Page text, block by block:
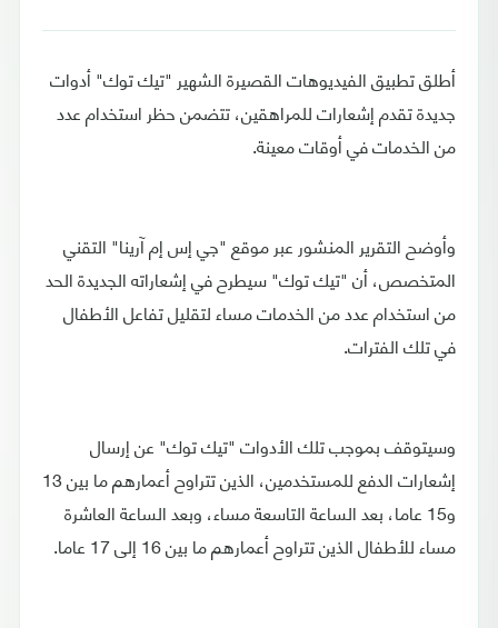
أطلق تطبيق الفيديوهات القصيرة الشهير "تيك توك" أدوات
جديدة تقدم إشعارات للمراهقين، تتضمن حظر استخدام عدد
من الخدمات في أوقات معينة.
وأوضح التقرير المنشور عبر موقع "جي إس إم آرينا" التقني
المتخصص، أن "تيك توك" سيطرح في إشعاراته الجديدة الحد
من استخدام عدد من الخدمات مساء لتقليل تفاعل الأطفال
في تلك الفترات.
وسيتوقف بموجب تلك الأدوات "تيك توك" عن إرسال
إشعارات الدفع للمستخدمين، الذين تتراوح أعمارهم ما بين 13
و15 عاما، بعد الساعة التاسعة مساء، وبعد الساعة العاشرة
مساء للأطفال الذين تتراوح أعمارهم ما بين 16 إلى 17 عاما.